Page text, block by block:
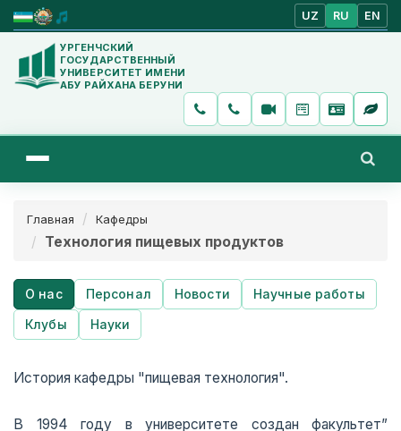
UZ RU EN
УРГЕНЧСКИЙ
ГОСУДАРСТВЕННЫЙ
УНИВЕРСИТЕТ ИМЕНИ
АБУ РАЙХАНА БЕРУНИ
Главная Кафедры
Технология пищевых продуктов
О нас Персонал Новости
Научные работы
Клубы
Науки
История кафедры "пищевая технология".
В 1994 году в университете создан факультет”